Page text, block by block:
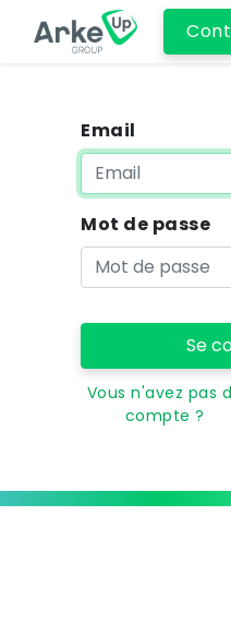
Email
Mot de passe
Se
Vous n'avez pas
compte ?